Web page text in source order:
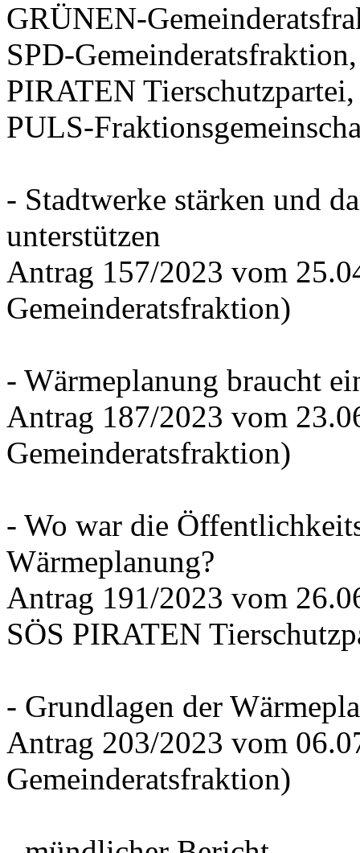
GRÜNEN-
SPD-
PIRATEN Tierschutzpartei,
PULS-
- Stadtwerke stärken und
unterstützen
Antrag 157/2023 vom
Gemeinderatsfraktion)
- Wärmeplanung braucht
Antrag 187/2023 vom
Gemeinderatsfraktion)
- Wo war die
Wärmeplanung?
Antrag 191/2023 vom
SÖS PIRATEN
- Grundlagen der
Antrag 203/2023 vom
Gemeinderatsfraktion)